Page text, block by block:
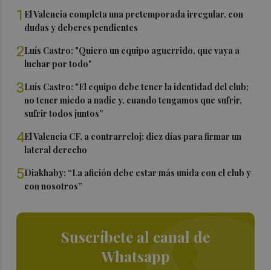
1 El Valencia completa una pretemporada irregular, con
dudas y deberes pendientes
2Luís Castro: "Quiero un equipo aguerrido, que vaya a
luchar por todo"
3Luís Castro: "El equipo debe tener la identidad del club;
no tener miedo a nadie y, cuando tengamos que sufrir,
sufrir todos juntos”
4El Valencia CF, a contrarreloj: diez días para firmar un
lateral derecho
5Diakhaby: “La afición debe estar más unida con el club y
con nosotros”
Suscríbete al canal de
Whatsapp